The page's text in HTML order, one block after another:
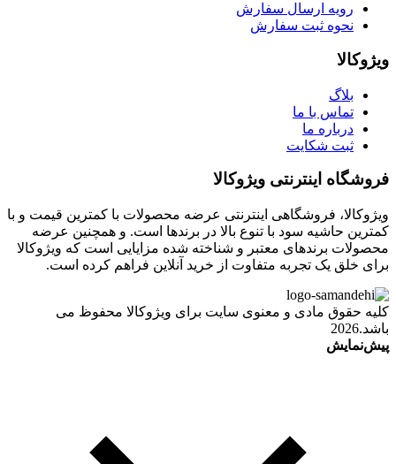
رویه ارسال سفارش
نحوه ثبت سفارش
ویژوکالا
بلاگ
تماس با ما
درباره ما
ثبت شکایت
فروشگاه اینترنتی ویژوکالا
ویژوکالا، فروشگاهی اینترنتی عرضه محصولات با کمترین قیمت و با
کمترین حاشیه سود با تنوع بالا در برندها است. و همچنین عرضه
محصولات برندهای معتبر و شناخته شده مزایایی است که ویژوکالا
برای خلق یک تجربه متفاوت از خرید آنلاین فراهم کرده است.
کلیه حقوق مادی و معنوی سایت برای ویژوکالا محفوظ می
باشد.2026
پیش‌نمایش